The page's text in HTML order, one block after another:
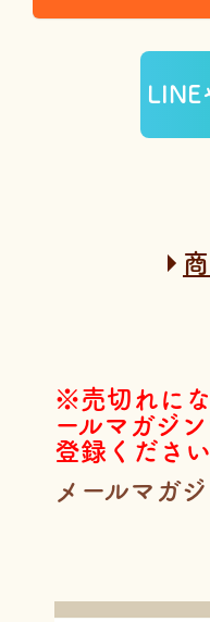
※売切れに
ールマガジ
登録ください
メールマガ